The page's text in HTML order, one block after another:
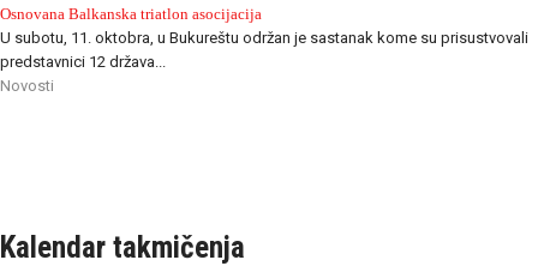
Osnovana Balkanska triatlon asocijacija
U subotu, 11. oktobra, u Bukureštu održan je sastanak kome su prisustvovali
predstavnici 12 država...
Novosti
Kalendar takmičenja